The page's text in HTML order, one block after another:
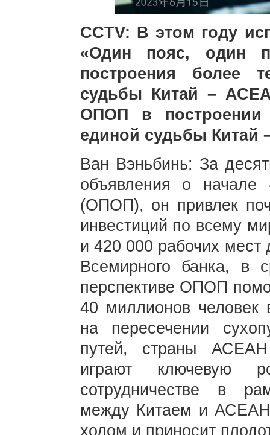
CCTV: В этом году
«Один пояс, один
построения более
судьбы Китай –
ОПОП в построении
единой судьбы Китай
Ван Вэньбинь: За
объявления о начале
(ОПОП), он привлек
инвестиций по всему
и 420 000 рабочих
Всемирного банка, в
перспективе ОПОП
40 миллионов
на пересечении
путей, страны
играют ключевую
сотрудничестве в
между Китаем и
ходом и приносит